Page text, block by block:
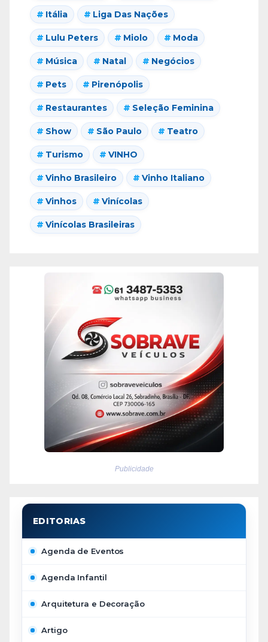
Itália Liga Das Nações
Lulu Peters Miolo Moda
Música Natal Negócios
Pets Pirenópolis
Restaurantes Seleção Feminina
Show São Paulo Teatro
Turismo VINHO
Vinho Brasileiro Vinho Italiano
Vinhos Vinícolas
Vinícolas Brasileiras
Publicidade
Agenda de Eventos
Agenda Infantil
Arquitetura e Decoração
Artigo